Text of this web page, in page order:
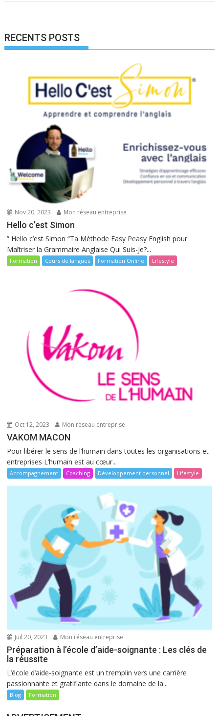
RECENTS POSTS
Nov 20, 2023 Mon réseau entreprise
Hello c’est Simon
” Hello c’est Simon “Ta Méthode Easy Peasy English pour
Maîtriser la Grammaire Anglaise Qui Suis-Je?...
Formation Cours de langues Formation Online Lifestyle
Oct 12, 2023 Mon réseau entreprise
VAKOM MACON
Pour libérer le sens de l’humain dans toutes les organisations et
entreprises L’humain est au cœur...
Accompagnement Coaching Développement personnel Lifestyle
Juil 20, 2023 Mon réseau entreprise
Préparation à l’école d’aide-soignante : Les clés de
la réussite
L’école d’aide-soignante est un tremplin vers une carrière
passionnante et gratifiante dans le domaine de la...
Blog Formation